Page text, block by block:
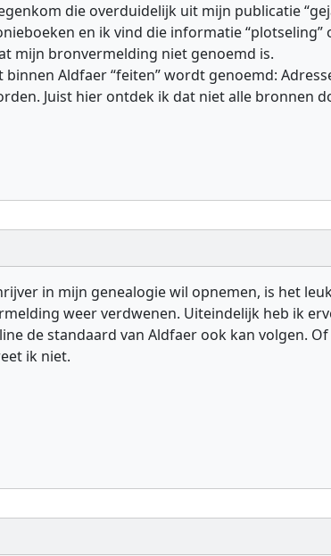
die overduidelijk uit mijn publicatie
en ik vind die informatie
mijn bronvermelding niet genoemd is.
Aldfaer “feiten” wordt genoemd:
Juist hier ontdek ik dat niet alle bronnen
in mijn genealogie wil opnemen, is het
weer verdwenen. Uiteindelijk heb ik
de standaard van Aldfaer ook kan volgen.
ik niet.